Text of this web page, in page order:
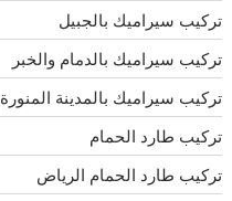
تركيب سيراميك بالجبيل
تركيب سيراميك بالدمام والخبر
تركيب سيراميك بالمدينة المنورة
تركيب طارد الحمام
تركيب طارد الحمام الرياض